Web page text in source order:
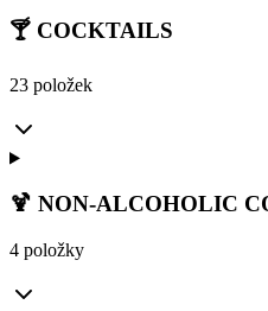
🍸 COCKTAILS
23 položek
🍹 NON-ALCOHOLIC
4 položky